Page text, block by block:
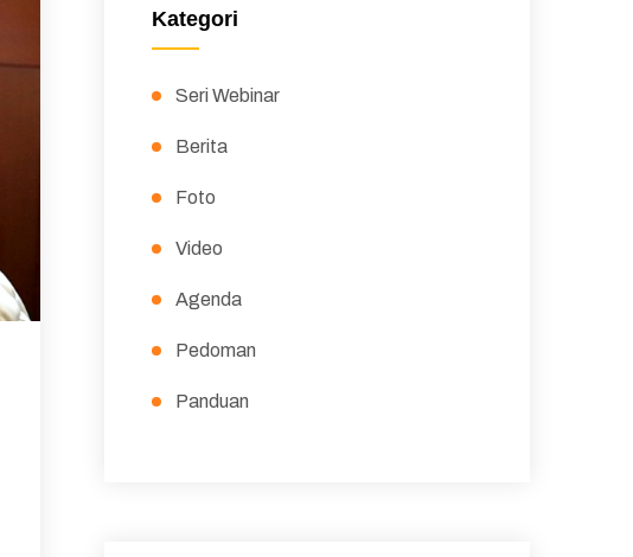
Kategori
Seri Webinar
Berita
Foto
Video
Agenda
Pedoman
Panduan